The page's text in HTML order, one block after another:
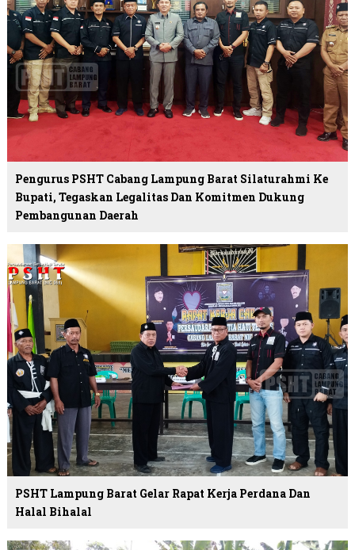
Pengurus PSHT Cabang Lampung Barat Silaturahmi Ke
Bupati, Tegaskan Legalitas Dan Komitmen Dukung
Pembangunan Daerah
PSHT Lampung Barat Gelar Rapat Kerja Perdana Dan
Halal Bihalal